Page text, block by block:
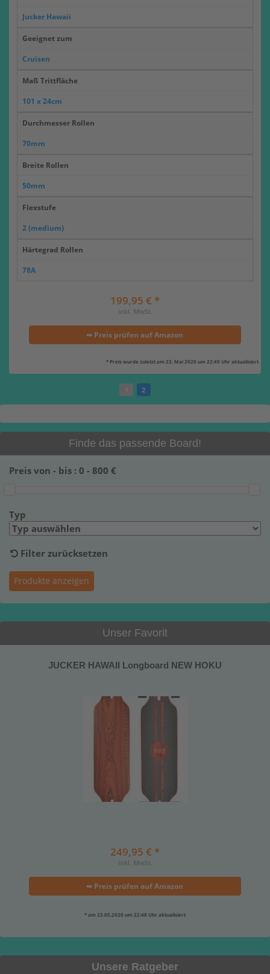
Jucker Hawaii
Geeignet zum
Cruisen
Maß Trittfläche
101 x 24cm
Durchmesser Rollen
70mm
Breite Rollen
50mm
Flexstufe
2 (medium)
Härtegrad Rollen
78A
199,95 € *
inkl. MwSt.
➥ Preis prüfen auf Amazon
* Preis wurde zuletzt am 23. Mai 2020 um 22:49 Uhr aktualisiert
2
Finde das passende Board!
Preis von - bis : 0 - 800 €
Typ
Filter zurücksetzen
Unser Favorit
JUCKER HAWAII Longboard NEW HOKU
249,95 € *
inkl. MwSt.
➥ Preis prüfen auf Amazon
* am 23.05.2020 um 22:48 Uhr aktualisiert
Unsere Ratgeber